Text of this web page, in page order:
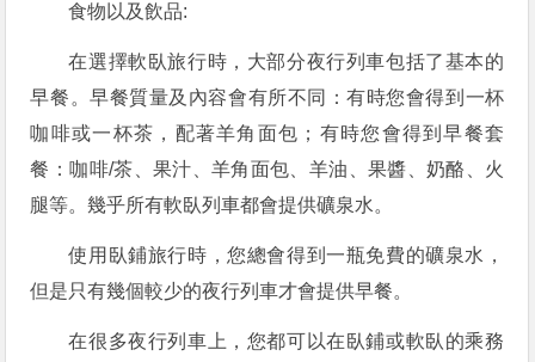
食物以及飲品:
在選擇軟臥旅行時，大部分夜行列車包括了基本的
早餐。早餐質量及內容會有所不同：有時您會得到一杯
咖啡或一杯茶，配著羊角面包；有時您會得到早餐套
餐：咖啡/茶、果汁、羊角面包、羊油、果醬、奶酪、火
腿等。幾乎所有軟臥列車都會提供礦泉水。
使用臥鋪旅行時，您總會得到一瓶免費的礦泉水，
但是只有幾個較少的夜行列車才會提供早餐。
在很多夜行列車上，您都可以在臥鋪或軟臥的乘務